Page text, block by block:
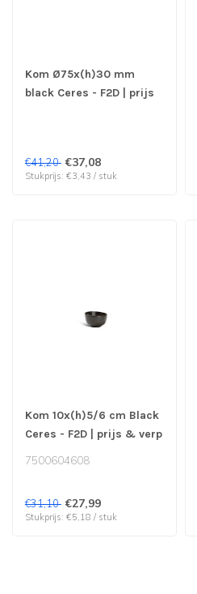
Kom Ø75x(h)30 mm
black Ceres - F2D | prijs
€41,20 €37,08
Stukprijs: €3,43 / stuk
Kom 10x(h)5/6 cm Black
Ceres - F2D | prijs & verp
7500604608
€31,10 €27,99
Stukprijs: €5,18 / stuk